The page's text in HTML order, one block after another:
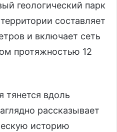
геологический парк
составляет
и включает сеть
протяжностью 12
тянется вдоль
рассказывает
историю